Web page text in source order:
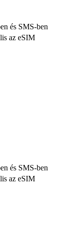
és SMS-ben
az eSIM
és SMS-ben
az eSIM